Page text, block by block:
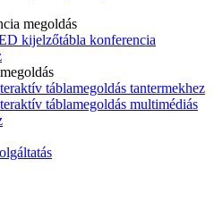
megoldás
kijelzőtábla konferencia
táblamegoldás tantermekhez
táblamegoldás multimédiás